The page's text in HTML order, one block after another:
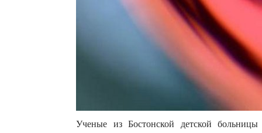
Ученые из Бостонской детской больницы